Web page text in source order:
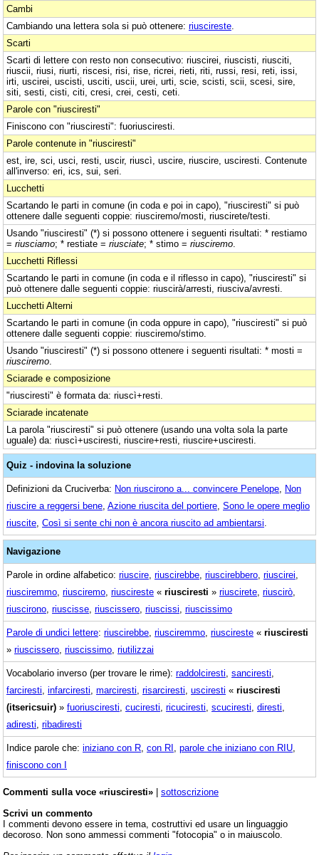
Cambi
Cambiando una lettera sola si può ottenere: riuscireste
Scarti
Scarti di lettere con resto non consecutivo: riuscirei, riuscisti, riusciti,
riuscii, riusi, riurti, riscesi, risi, rise, ricrei, rieti, riti, russi, resi, reti, issi,
irti, uscirei, uscisti, usciti, uscii, urei, urti, scie, scisti, scii, scesi, sire,
siti, sesti, cisti, citi, cresi, crei, cesti, ceti.
Parole con "riusciresti"
Finiscono con "riusciresti": fuoriusciresti.
Parole contenute in "riusciresti"
est, ire, sci, usci, resti, uscir, riuscì, uscire, riuscire, usciresti. Contenute
all'inverso: eri, ics, sui, seri.
Lucchetti
Scartando le parti in comune (in coda e poi in capo), "riusciresti" si può
ottenere dalle seguenti coppie: riusciremo/mosti, riuscirete/testi.
Usando "riusciresti" (*) si possono ottenere i seguenti risultati: * restiamo
= riusciamo; * restiate = riusciate; * stimo = riusciremo
Lucchetti Riflessi
Scartando le parti in comune (in coda e il riflesso in capo), "riusciresti" si
può ottenere dalle seguenti coppie: riuscirà/arresti, riusciva/avresti.
Lucchetti Alterni
Scartando le parti in comune (in coda oppure in capo), "riusciresti" si può
ottenere dalle seguenti coppie: riusciremo/stimo.
Usando "riusciresti" (*) si possono ottenere i seguenti risultati: * mosti =
riusciremo
Sciarade e composizione
"riusciresti" è formata da: riuscì+resti.
Sciarade incatenate
La parola "riusciresti" si può ottenere (usando una volta sola la parte
uguale) da: riuscì+usciresti, riuscire+resti, riuscire+usciresti.
Quiz - indovina la soluzione
Definizioni da Cruciverba: Non riuscirono a... convincere Penelope Non
riuscire a reggersi bene Azione riuscita del portiere Sono le opere meglio
riuscite Così si sente chi non è ancora riuscito ad ambientarsi
Navigazione
Parole in ordine alfabetico: riuscire riuscirebbe riuscirebbero riuscirei
riusciremmo riusciremo riuscireste « riusciresti » riuscirete riuscirò
riuscirono riuscisse riuscissero riuscissi riuscissimo
Parole di undici lettere: riuscirebbe riusciremmo riuscireste « riusciresti
» riuscissero riuscissimo riutilizzai
Vocabolario inverso (per trovare le rime): raddolciresti sanciresti
farciresti infarciresti marciresti risarciresti usciresti « riusciresti
(itsericsuir) » fuoriusciresti cuciresti ricuciresti scuciresti diresti
adiresti ribadiresti
Indice parole che: iniziano con R con RI parole che iniziano con RIU
finiscono con I
Commenti sulla voce «riusciresti» | sottoscrizione
Scrivi un commento
I commenti devono essere in tema, costruttivi ed usare un linguaggio
decoroso. Non sono ammessi commenti "fotocopia" o in maiuscolo.